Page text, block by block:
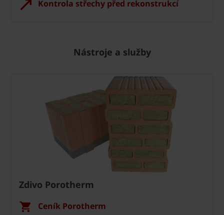
Kontrola střechy před rekonstrukcí
Nástroje a služby
Zdivo Porotherm
Ceník Porotherm